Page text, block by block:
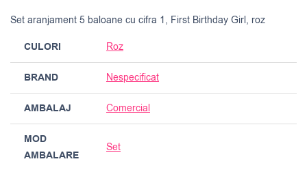
Set aranjament 5 baloane cu cifra 1, First Birthday Girl, roz
CULORI Roz
BRAND Nespecificat
AMBALAJ Comercial
MOD
AMBALARE
Set